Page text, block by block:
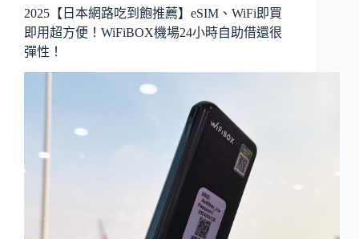
2025【日本網路吃到飽推薦】eSIM、WiFi即買
即用超方便！WiFiBOX機場24小時自助借還很
彈性！